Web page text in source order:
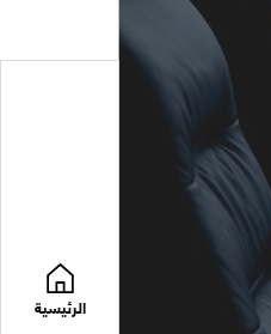
الرئيسية